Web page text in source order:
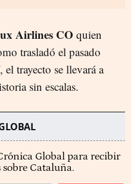
Airlines CO quien
trasladó el pasado
trayecto se llevará a
sin escalas.
Global para recibir
Cataluña.